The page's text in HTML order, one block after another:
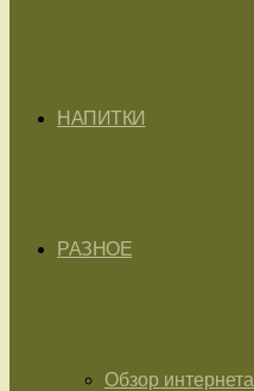
НАПИТКИ
РАЗНОЕ
Обзор интернета